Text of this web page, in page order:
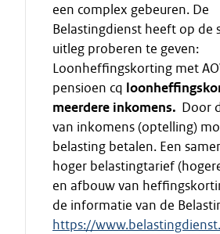
een complex gebeuren. De
Belastingdienst heeft op de
uitleg proberen te geven:
Loonheffingskorting met
pensioen cq
meerdere inkomens. Door
van inkomens (optelling)
belasting betalen. Een
hoger belastingtarief
en afbouw van
de informatie van de
https://